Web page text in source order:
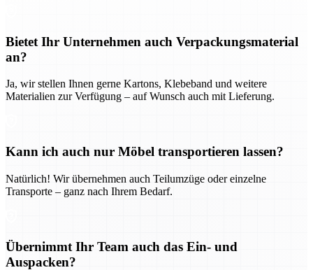
Bietet Ihr Unternehmen auch Verpackungsmaterial
an?
Ja, wir stellen Ihnen gerne Kartons, Klebeband und weitere
Materialien zur Verfügung – auf Wunsch auch mit Lieferung.
Kann ich auch nur Möbel transportieren lassen?
Natürlich! Wir übernehmen auch Teilumzüge oder einzelne
Transporte – ganz nach Ihrem Bedarf.
Übernimmt Ihr Team auch das Ein- und
Auspacken?